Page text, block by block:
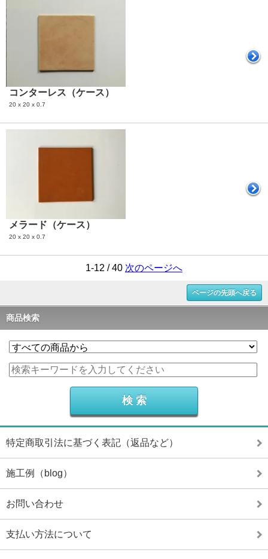
コンターレス（ケース）
20 x 20 x 0.7
メラード（ケース）
20 x 20 x 0.7
1-12 / 40 次のページへ
ページの先頭へ戻る
商品検索
特定商取引法に基づく表記（返品など）
施工例（blog）
お問い合わせ
支払い方法について